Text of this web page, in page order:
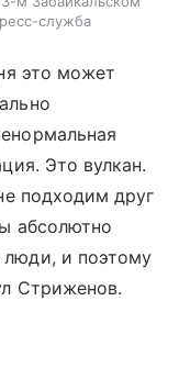
служба
это может
Это вулкан.
подходим друг
абсолютно
и поэтому
Стриженов.